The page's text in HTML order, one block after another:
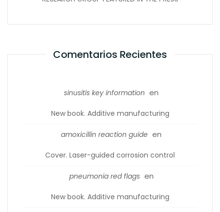
Comentarios Recientes
sinusitis key information en
New book. Additive manufacturing
amoxicillin reaction guide en
Cover. Laser-guided corrosion control
pneumonia red flags en
New book. Additive manufacturing